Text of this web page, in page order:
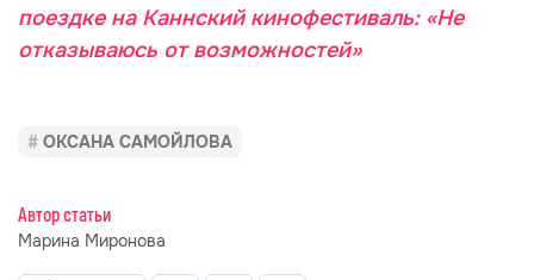
поездке на Каннский кинофестиваль: «Не
отказываюсь от возможностей»
ОКСАНА САМОЙЛОВА
Автор статьи
Марина Миронова